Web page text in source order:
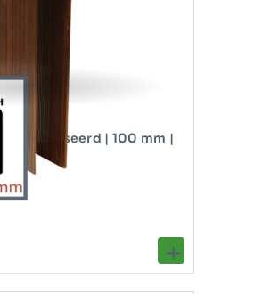
Instelbaar
400 mm
Isolatie, houtconstructies,
warmtedampverbindingen
| 100 mm |